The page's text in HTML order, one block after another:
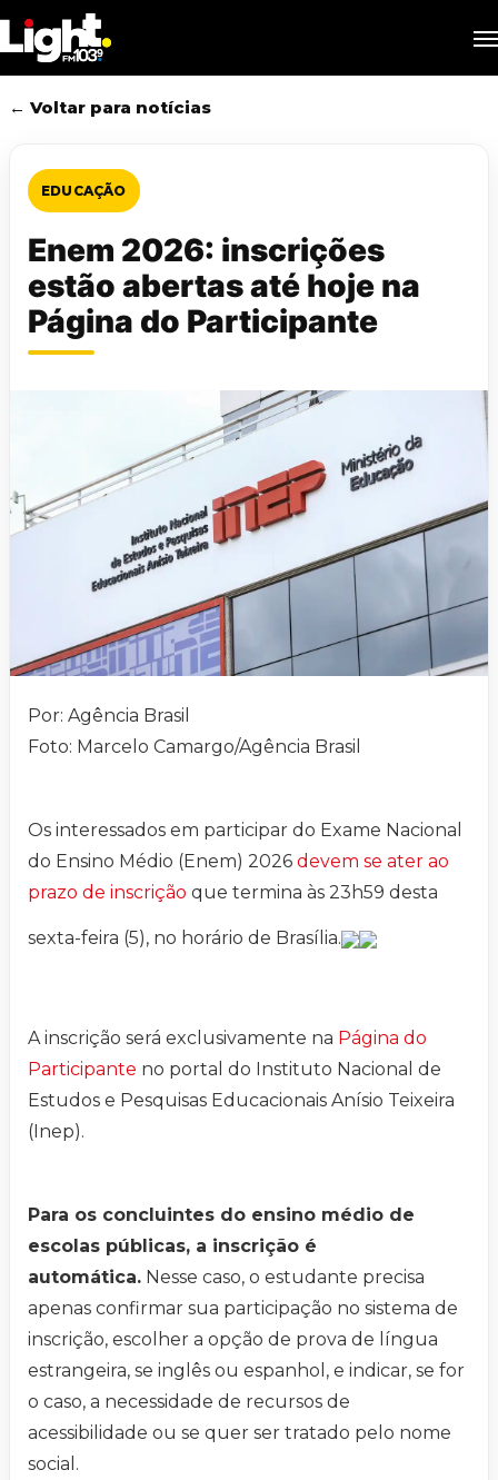
to
main
content
← Voltar para notícias
EDUCAÇÃO
Enem 2026: inscrições
estão abertas até hoje na
Página do Participante
Por: Agência Brasil
Foto: Marcelo Camargo/Agência Brasil
Os interessados em participar do Exame Nacional
do Ensino Médio (Enem) 2026 devem se ater ao
prazo de inscrição que termina às 23h59 desta
sexta-feira (5), no horário de Brasília.
A inscrição será exclusivamente na Página do
Participante no portal do Instituto Nacional de
Estudos e Pesquisas Educacionais Anísio Teixeira
(Inep).
Para os concluintes do ensino médio de
escolas públicas, a inscrição é
automática. Nesse caso, o estudante precisa
apenas confirmar sua participação no sistema de
inscrição, escolher a opção de prova de língua
estrangeira, se inglês ou espanhol, e indicar, se for
o caso, a necessidade de recursos de
acessibilidade ou se quer ser tratado pelo nome
social.